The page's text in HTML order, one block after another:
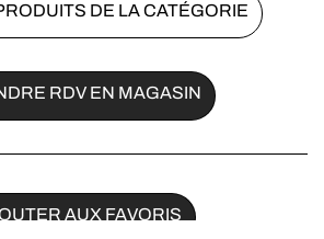
DE LA CATÉGORIE
RDV EN MAGASIN
AUX FAVORIS